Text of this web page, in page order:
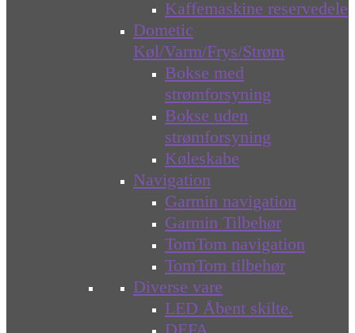
Kaffemaskine reservedele
Dometic
Køl/Varm/Frys/Strøm
Bokse med
strømforsyning
Bokse uden
strømforsyning
Køleskabe
Navigation
Garmin navigation
Garmin Tilbehør
TomTom navigation
TomTom tilbehør
Diverse vare
LED Åbent skilte.